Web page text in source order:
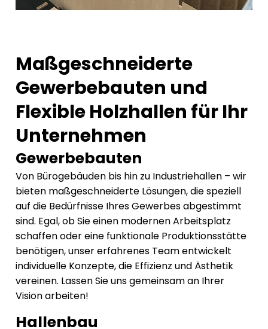
Maßgeschneiderte
Gewerbebauten und
Flexible Holzhallen für Ihr
Unternehmen
Gewerbebauten
Von Bürogebäuden bis hin zu Industriehallen – wir
bieten maßgeschneiderte Lösungen, die speziell
auf die Bedürfnisse Ihres Gewerbes abgestimmt
sind. Egal, ob Sie einen modernen Arbeitsplatz
schaffen oder eine funktionale Produktionsstätte
benötigen, unser erfahrenes Team entwickelt
individuelle Konzepte, die Effizienz und Ästhetik
vereinen. Lassen Sie uns gemeinsam an Ihrer
Vision arbeiten!
Hallenbau